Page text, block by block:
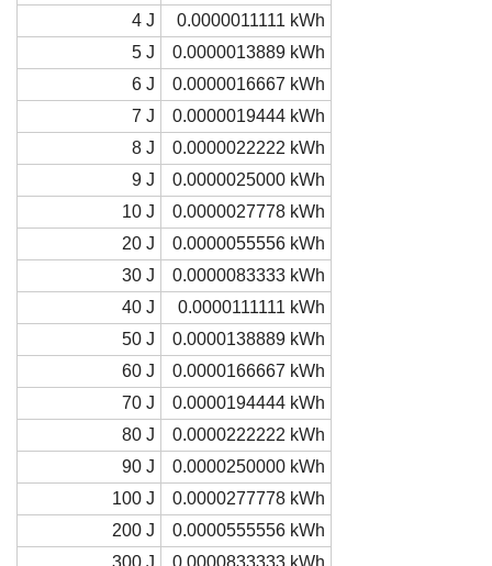
4 J
0.0000011111 kWh
5 J
0.0000013889 kWh
6 J
0.0000016667 kWh
7 J
0.0000019444 kWh
8 J
0.0000022222 kWh
9 J
0.0000025000 kWh
10 J
0.0000027778 kWh
20 J
0.0000055556 kWh
30 J
0.0000083333 kWh
40 J
0.0000111111 kWh
50 J
0.0000138889 kWh
60 J
0.0000166667 kWh
70 J
0.0000194444 kWh
80 J
0.0000222222 kWh
90 J
0.0000250000 kWh
100 J
0.0000277778 kWh
200 J
0.0000555556 kWh